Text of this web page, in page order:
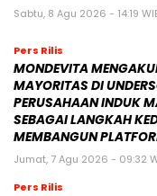
Sabtu, 8 Agu 2026 - 14:19
Pers Rilis
MONDEVITA
MAYORITAS DI
PERUSAHAAN INDUK
SEBAGAI LANGKAH
MEMBANGUN
Jumat, 7 Agu 2026 - 09:32
Pers Rilis